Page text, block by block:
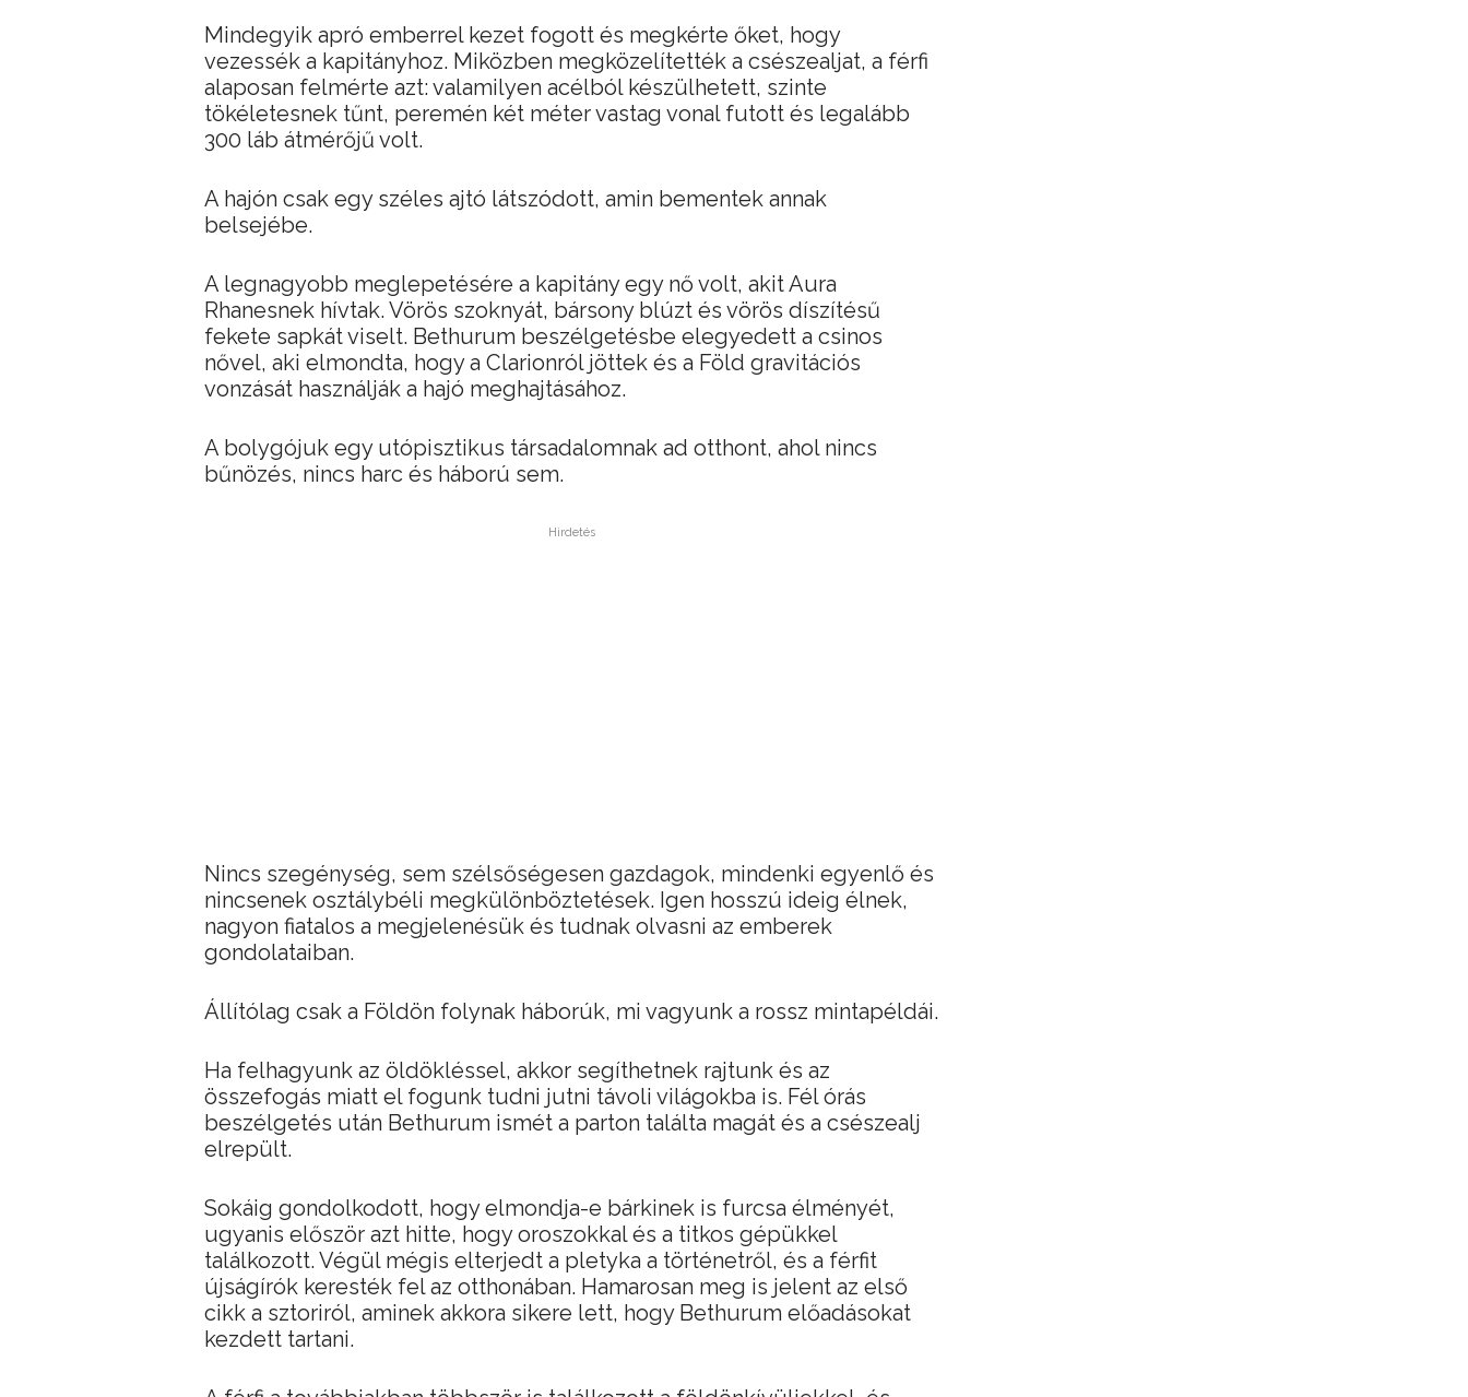
Mindegyik apró emberrel kezet fogott és megkérte őket, hogy
vezessék a kapitányhoz. Miközben megközelítették a csészealjat, a férfi
alaposan felmérte azt: valamilyen acélból készülhetett, szinte
tökéletesnek tűnt, peremén két méter vastag vonal futott és legalább
300 láb átmérőjű volt.
A hajón csak egy széles ajtó látszódott, amin bementek annak
belsejébe.
A legnagyobb meglepetésére a kapitány egy nő volt, akit Aura
Rhanesnek hívtak. Vörös szoknyát, bársony blúzt és vörös díszítésű
fekete sapkát viselt. Bethurum beszélgetésbe elegyedett a csinos
nővel, aki elmondta, hogy a Clarionról jöttek és a Föld gravitációs
vonzását használják a hajó meghajtásához.
A bolygójuk egy utópisztikus társadalomnak ad otthont, ahol nincs
bűnözés, nincs harc és háború sem.
Hirdetés
Nincs szegénység, sem szélsőségesen gazdagok, mindenki egyenlő és
nincsenek osztálybéli megkülönböztetések. Igen hosszú ideig élnek,
nagyon fiatalos a megjelenésük és tudnak olvasni az emberek
gondolataiban.
Állítólag csak a Földön folynak háborúk, mi vagyunk a rossz mintapéldái.
Ha felhagyunk az öldökléssel, akkor segíthetnek rajtunk és az
összefogás miatt el fogunk tudni jutni távoli világokba is. Fél órás
beszélgetés után Bethurum ismét a parton találta magát és a csészealj
elrepült.
Sokáig gondolkodott, hogy elmondja-e bárkinek is furcsa élményét,
ugyanis először azt hitte, hogy oroszokkal és a titkos gépükkel
találkozott. Végül mégis elterjedt a pletyka a történetről, és a férfit
újságírók keresték fel az otthonában. Hamarosan meg is jelent az első
cikk a sztoriról, aminek akkora sikere lett, hogy Bethurum előadásokat
kezdett tartani.